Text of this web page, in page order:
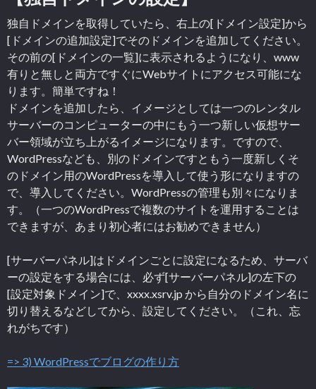
独自ドメインを取得していたら、右上の[ドメイン設定]から
[ドメインの追加設定]でそのドメインを追加してください。
その前の[ドメインの一覧]に表示されるようになり、www
有りと無しと両方ですぐにWebサイトにアクセス可能にな
ります。簡単ですね！
ドメインを追加したら、イメージとしては一つのレンタル
サーバーのコンピューターの中にもう一つ新しい仮想サー
バー領域が立ち上がるイメージになります。ですので、
WordPressなども、別のドメインですともう一度新しくそ
のドメイン用のWordPressを導入して使う形になりますの
で、導入してください。WordPressの管理も別々になりま
す。（一つのWordPressで複数のサイトを運用することは
できますが、あまり初心者にはお勧めできません）
[サーバーパネル]はドメインごとに設定になるため、サーバ
ーの設定をする場合には、必ず[サーバーパネル]の左下の
[設定対象ドメイン]で、xxxx.xsrv.jp から自分のドメイン名に
切り替えるなどしてから、設定してください。（これ、忘
れがちです）
=> 3) WordPressでブログの作り方